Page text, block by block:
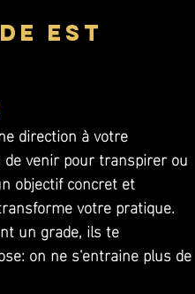
est
direction à votre
venir pour transpirer ou
objectif concret et
votre pratique.
un grade, ils te
on ne s'entraine plus de